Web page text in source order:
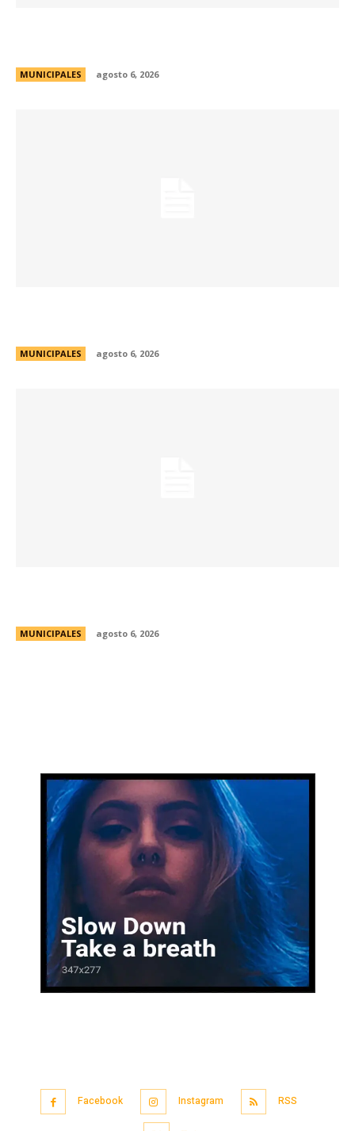
MUNICIPALES agosto 6, 2026
MUNICIPALES agosto 6, 2026
MUNICIPALES agosto 6, 2026
Facebook Instagram RSS